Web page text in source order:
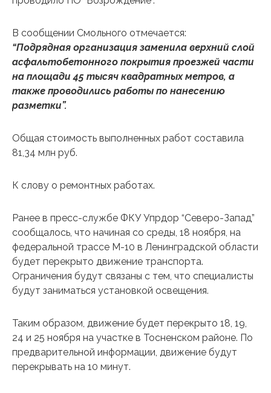
В сообщении Смольного отмечается:
“Подрядная организация заменила верхний слой
асфальтобетонного покрытия проезжей части
на площади 45 тысяч квадратных метров, а
также проводились работы по нанесению
разметки”.
Общая стоимость выполненных работ составила
81,34 млн руб.
К слову о ремонтных работах.
Ранее в пресс-службе ФКУ Упрдор “Северо-Запад”
сообщалось, что начиная со среды, 18 ноября, на
федеральной трассе М-10 в Ленинградской области
будет перекрыто движение транспорта.
Ограничения будут связаны с тем, что специалисты
будут заниматься установкой освещения.
Таким образом, движение будет перекрыто 18, 19,
24 и 25 ноября на участке в Тосненском районе. По
предварительной информации, движение будут
перекрывать на 10 минут.